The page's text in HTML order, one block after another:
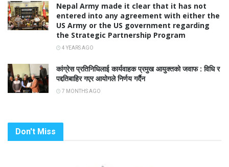
Nepal Army made it clear that it has not
entered into any agreement with either the
US Army or the US government regarding
the Strategic Partnership Program
4 YEARS AGO
कांग्रेस प्रतिनिधिलाई कार्यवाहक प्रमुख आयुक्तको जवाफ : विधि र
पद्दतिबाहिर गएर आयोगले निर्णय गर्दैन
7 MONTHS AGO
Don't Miss